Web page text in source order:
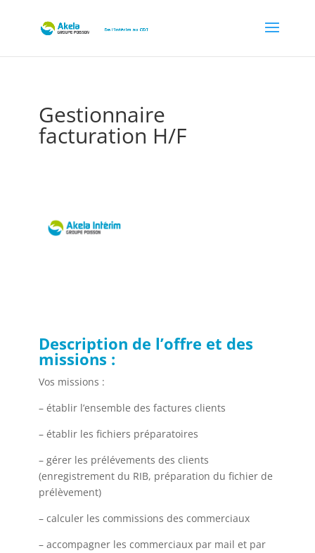
Gestionnaire
facturation H/F
Description de l’offre et des
missions :
Vos missions :
– établir l’ensemble des factures clients
– établir les fichiers préparatoires
– gérer les prélévements des clients
(enregistrement du RIB, préparation du fichier de
prélèvement)
– calculer les commissions des commerciaux
– accompagner les commerciaux par mail et par